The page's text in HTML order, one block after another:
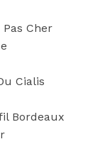
Cher
Cialis
Bordeaux